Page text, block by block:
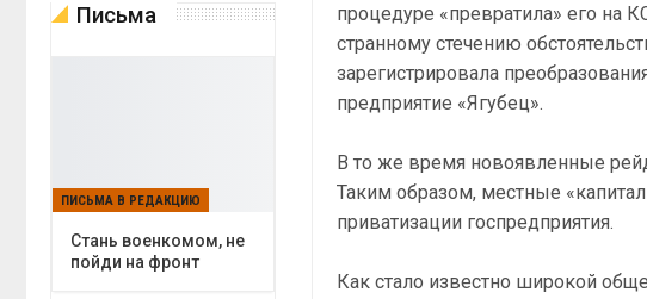
процедуре «превратила» его на
странному стечению
зарегистрировала
предприятие «Ягубец».
В то же время новоявленные
Таким образом, местные
приватизации госпредприятия.
Как стало известно широкой
Письма
ПИСЬМА В РЕДАКЦИЮ
Cтань военкомом, не
пойди на фронт